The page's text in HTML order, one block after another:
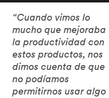
“Cuando vimos lo
mucho que mejoraba
la productividad con
estos productos, nos
dimos cuenta de que
no podíamos
permitirnos usar algo